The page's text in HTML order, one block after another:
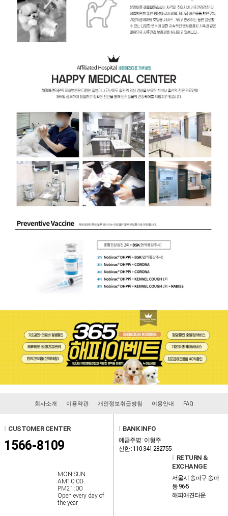
회사소개 이용약관 개인정보취급방침 이용안내 FAQ
l CUSTOMER CENTER
1566-8109
MON-SUN
AM10:00-
PM21:00
Open every day of
the year
l BANK INFO
예금주명 : 이형주
신한 : 110-341-282755
l RETURN &
EXCHANGE
서울시 송파구 송파
동 96-5
해피애견타운